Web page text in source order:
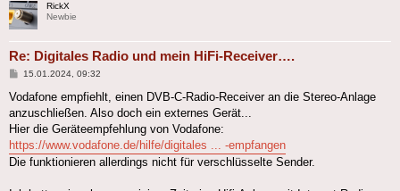
RickX
Newbie
Re: Digitales Radio und mein HiFi-Receiver….
Beitrag
15.01.2024, 09:32
Vodafone empfiehlt, einen DVB-C-Radio-Receiver an die Stereo-Anlage
anzuschließen. Also doch ein externes Gerät...
Hier die Geräteempfehlung von Vodafone:
https://www.vodafone.de/hilfe/digitales ... -empfangen
Die funktionieren allerdings nicht für verschlüsselte Sender.